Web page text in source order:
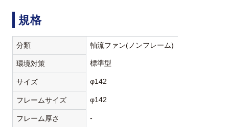
規格
分類 軸流ファン(ノンフレーム)
環境対策 標準型
サイズ φ142
フレームサイズ φ142
フレーム厚さ -